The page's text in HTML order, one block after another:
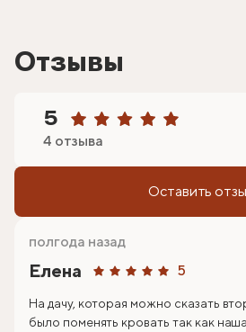
Отзывы
5
4 отзыва
Оставить
Елена 5
полгода назад
На дачу, которая можно сказать
было поменять кровать так как